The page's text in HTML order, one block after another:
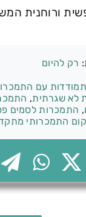
ורוחנית
רק להיום
עם
לא שגרתית,
, התמכרות לסמים
התמכרותי